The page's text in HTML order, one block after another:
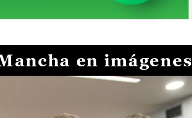
en imágenes